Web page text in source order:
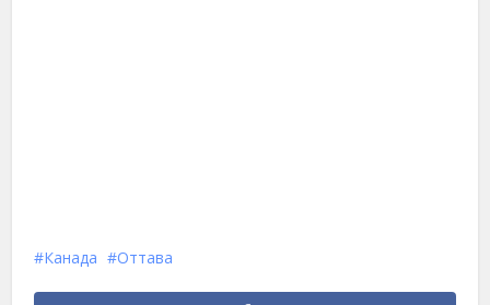
Канада Оттава